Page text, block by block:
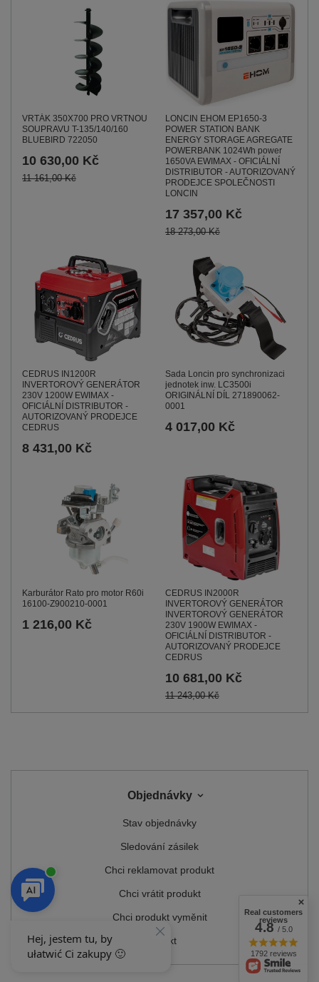
VRTÁK 350X700 PRO VRTNOU
SOUPRAVU T-135/140/160
BLUEBIRD 722050
10 630,00 Kč
11 161,00 Kč
LONCIN EHOM EP1650-3
POWER STATION BANK
ENERGY STORAGE AGREGATE
POWERBANK 1024Wh power
1650VA EWIMAX - OFICIÁLNÍ
DISTRIBUTOR - AUTORIZOVANÝ
PRODEJCE SPOLEČNOSTI
LONCIN
17 357,00 Kč
18 273,00 Kč
CEDRUS IN1200R
INVERTOROVÝ GENERÁTOR
230V 1200W EWIMAX -
OFICIÁLNÍ DISTRIBUTOR -
AUTORIZOVANÝ PRODEJCE
CEDRUS
8 431,00 Kč
Sada Loncin pro synchronizaci
jednotek inw. LC3500i
ORIGINÁLNÍ DÍL 271890062-
0001
4 017,00 Kč
Karburátor Rato pro motor R60i
16100-Z900210-0001
1 216,00 Kč
CEDRUS IN2000R
INVERTOROVÝ GENERÁTOR
INVERTOROVÝ GENERÁTOR
230V 1900W EWIMAX -
OFICIÁLNÍ DISTRIBUTOR -
AUTORIZOVANÝ PRODEJCE
CEDRUS
10 681,00 Kč
11 243,00 Kč
Objednávky
Stav objednávky
Sledování zásilek
Chci reklamovat produkt
Chci vrátit produkt
Chci produkt vyměnit
Kontakt
Real customers
reviews
4.8/ 5.0
1792 reviews